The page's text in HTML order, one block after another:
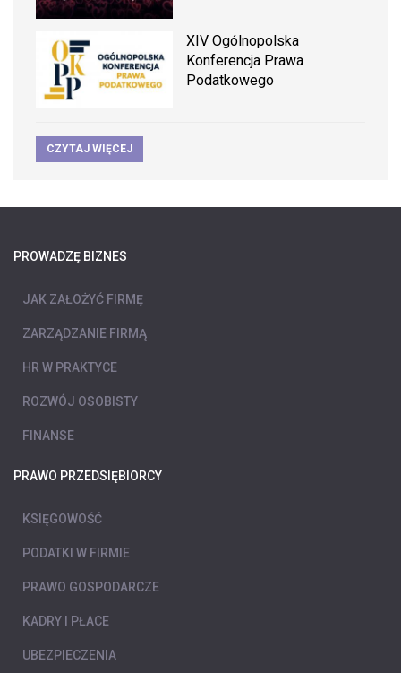
XIV Ogólnopolska
Konferencja Prawa
Podatkowego
CZYTAJ WIĘCEJ
PROWADZĘ BIZNES
JAK ZAŁOŻYĆ FIRMĘ
ZARZĄDZANIE FIRMĄ
HR W PRAKTYCE
ROZWÓJ OSOBISTY
FINANSE
PRAWO PRZEDSIĘBIORCY
KSIĘGOWOŚĆ
PODATKI W FIRMIE
PRAWO GOSPODARCZE
KADRY I PŁACE
UBEZPIECZENIA